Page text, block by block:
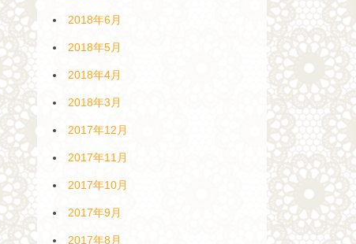
2018年6月
2018年5月
2018年4月
2018年3月
2017年12月
2017年11月
2017年10月
2017年9月
2017年8月